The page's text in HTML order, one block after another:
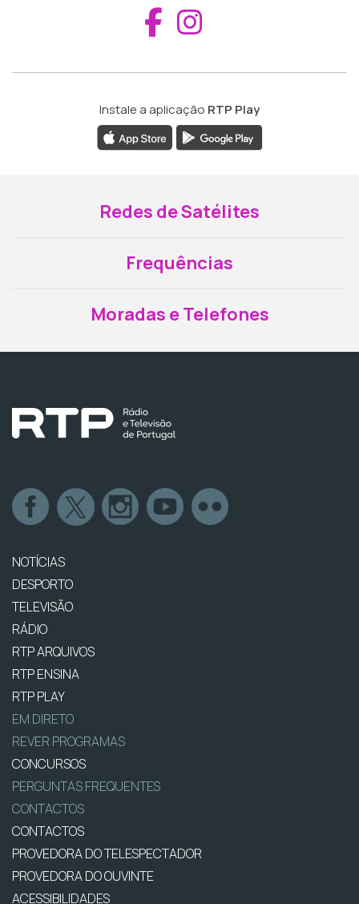
Aceder ao
Instale a aplicação RTP Play
Redes de Satélites
Frequências
Moradas e Telefones
NOTÍCIAS
DESPORTO
TELEVISÃO
RÁDIO
RTP ARQUIVOS
RTP ENSINA
RTP PLAY
EM DIRETO
REVER PROGRAMAS
CONCURSOS
PERGUNTAS FREQUENTES
CONTACTOS
CONTACTOS
PROVEDORA DO TELESPECTADOR
PROVEDORA DO OUVINTE
ACESSIBILIDADES